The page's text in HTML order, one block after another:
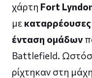
χάρτη Fort
με
ένταση ομάδων
Battlefield.
ρίχτηκαν στη